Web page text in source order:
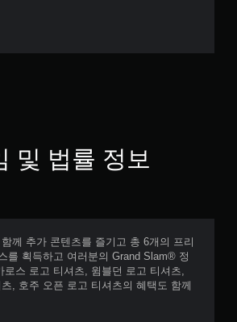
및 법률 정보
께 추가 콘텐츠를 즐기고 총 6개의 프리
를 획득하고 여러분의 Grand Slam® 정
로스 로고 티셔츠, 윔블던 로고 티셔츠,
, 호주 오픈 로고 티셔츠의 혜택도 함께